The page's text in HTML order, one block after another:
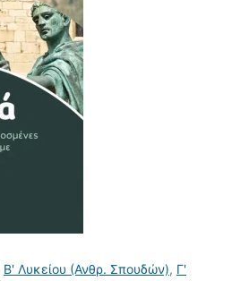
Β' Λυκείου (Ανθρ. Σπουδών), Γ'